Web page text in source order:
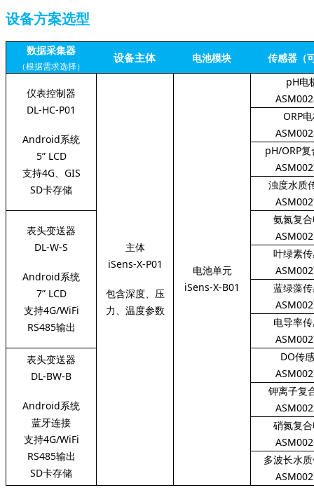
设备方案选型
数据采集器
（根据需求选择）
设备主体 电池模块 传感器（
仪表控制器
DL-HC-P01
Android系统
5” LCD
支持4G、GIS
SD卡存储
主体
iSens-X-P01
包含深度、压
力、温度参数
电池单元
iSens-X-B01
pH电
ORP
pH/ORP复
浊度水质
表头变送器
DL-W-S
Android系统
7” LCD
支持4G/WiFi
RS485输出
氨氮复
叶绿素
蓝绿藻
电导率
表头变送器
DL-BW-B
Android系统
蓝牙连接
支持4G/WiFi
RS485输出
SD卡存储
DO传
钾离子复
硝氮复
多波长水